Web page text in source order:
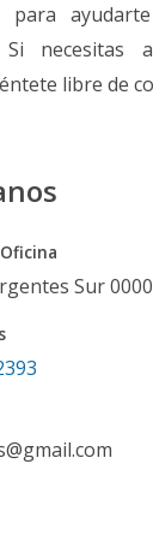
para
Si necesitas
libre de
Sur